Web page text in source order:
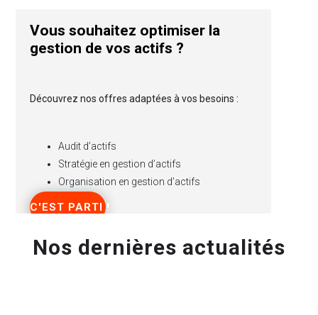
Vous souhaitez optimiser la
gestion de vos actifs ?
Découvrez nos offres adaptées à vos besoins :
Audit d’actifs
Stratégie en gestion d’actifs
Organisation en gestion d’actifs
C'EST PARTI !
Nos dernières actualités